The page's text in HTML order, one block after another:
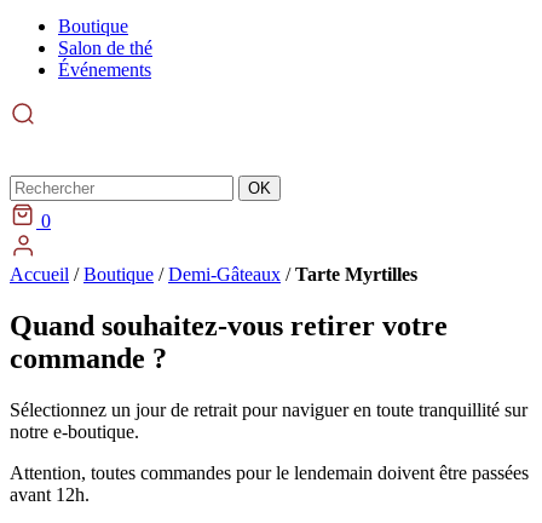
Boutique
Salon de thé
Événements
Rechercher OK
0
Accueil /Boutique /Demi-Gâteaux /Tarte Myrtilles
Quand souhaitez-vous retirer votre
commande ?
Sélectionnez un jour de retrait pour naviguer en toute tranquillité sur
notre e-boutique.
Attention, toutes commandes pour le lendemain doivent être passées
avant 12h.